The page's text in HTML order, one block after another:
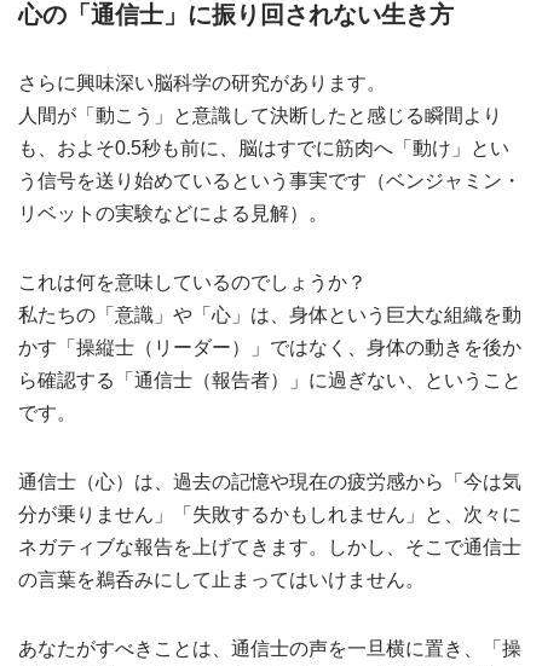
心の「通信士」に振り回されない生き方
さらに興味深い脳科学の研究があります。
人間が「動こう」と意識して決断したと感じる瞬間より
も、およそ0.5秒も前に、脳はすでに筋肉へ「動け」とい
う信号を送り始めているという事実です（ベンジャミン・
リベットの実験などによる見解）。
これは何を意味しているのでしょうか？
私たちの「意識」や「心」は、身体という巨大な組織を動
かす「操縦士（リーダー）」ではなく、身体の動きを後か
ら確認する「通信士（報告者）」に過ぎない、ということ
です。
通信士（心）は、過去の記憶や現在の疲労感から「今は気
分が乗りません」「失敗するかもしれません」と、次々に
ネガティブな報告を上げてきます。しかし、そこで通信士
の言葉を鵜呑みにして止まってはいけません。
あなたがすべきことは、通信士の声を一旦横に置き、「操